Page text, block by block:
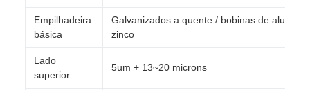
Empilhadeira
básica
Galvanizados a quente / bobinas de
zinco
Lado
superior
5um + 13~20 microns